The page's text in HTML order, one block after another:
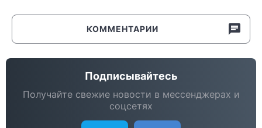
КОММЕНТАРИИ
Подписывайтесь
Получайте свежие новости в мессенджерах и
соцсетях